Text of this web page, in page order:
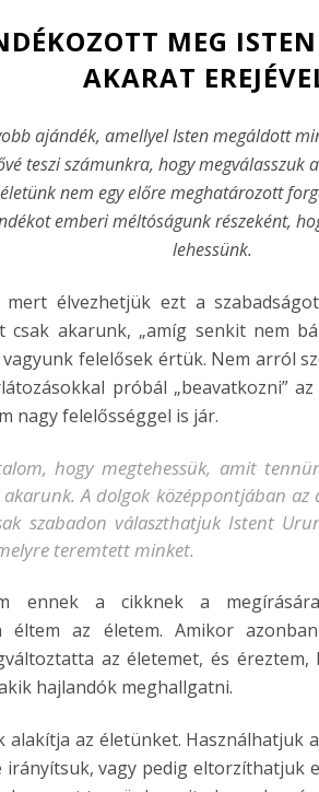
MEG
AKARAT
ajándék, amellyel Isten megáldott
teszi számunkra, hogy megválasszuk
nem egy előre meghatározott
emberi méltóságunk részeként,
lehessünk.
mert élvezhetjük ezt a
csak akarunk, „amíg senkit nem
felelősek értük. Nem arról
próbál „beavatkozni”
nagy felelősséggel is jár.
hogy megtehessük, amit
A dolgok középpontjában
szabadon választhatjuk Istent
teremtett minket.
ennek a cikknek a
éltem az életem. Amikor
az életemet, és
hajlandók meghallgatni.
alakítja az életünket. Használhatjuk
vagy pedig eltorzíthatjuk